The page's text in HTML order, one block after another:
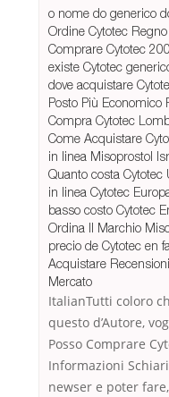
o nome do generico
Ordine Cytotec
Comprare Cytotec
existe Cytotec
dove acquistare
Posto Più Economico
Compra Cytotec
Come Acquistare
in linea Misoprostol
Quanto costa Cytotec
in linea Cytotec
basso costo Cytotec
Ordina Il Marchio
precio de Cytotec en
Acquistare
Mercato
ItalianTutti coloro
questo d’Autore,
Posso Comprare
Informazioni
newser e poter